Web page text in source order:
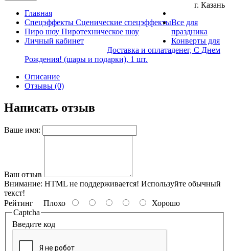
Главная
Спецэффекты Сценические спецэффекты
Пиро шоу Пиротехническое шоу
Личный кабинет
Доставка и оплата
г. Казань
Все для
праздника
Конверты для
денег, С Днем
Рождения! (шары и подарки), 1 шт.
Описание
Отзывы (0)
Написать отзыв
Ваше имя:
Ваш отзыв
Внимание: HTML не поддерживается! Используйте обычный
текст!
Рейтинг Плохо
Хорошо
Captcha
Введите код